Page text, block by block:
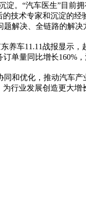
。“汽车医生”目前
技术专家和沉淀的
解决、全链路的解决
养车11.11战报显示，
单量同比增长160%
和优化，推动汽车
行业发展创造更大增